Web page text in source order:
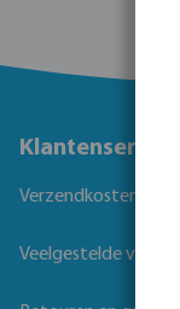
Klantenservice
Verzendkosten
Veelgestelde vragen